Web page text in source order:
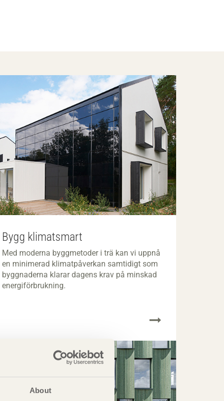
About
Bygg klimatsmart
Med moderna byggmetoder i trä kan vi uppnå
en minimerad klimatpå­verkan samtidigt som
byggnaderna klarar dagens krav på minskad
energiförbrukning.